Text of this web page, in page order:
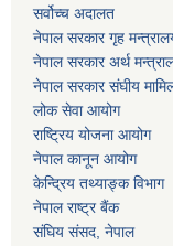
सर्वोच्‍च अदालत
नेपाल सरकार गृह
नेपाल सरकार अर्थ
नेपाल सरकार संघीय
लोक सेवा आयोग
राष्‍ट्रिय योजना आयोग
नेपाल कानून आयोग
केन्द्रिय तथ्याङ्क विभाग
नेपाल राष्‍ट्र बैंक
संघिय संसद, नेपाल